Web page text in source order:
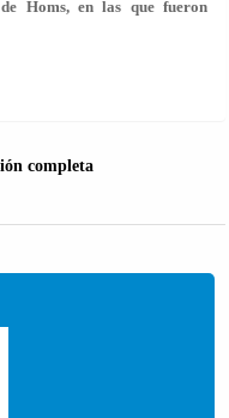
Homs, en las que fueron
completa